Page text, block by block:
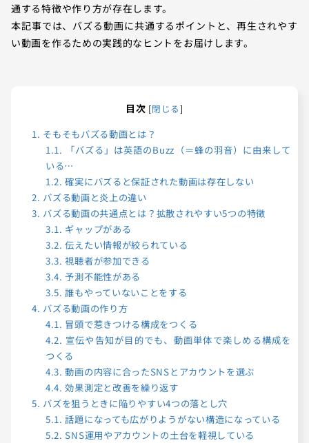
通する特徴や作り方が存在します。
本記事では、バズる動画に共通するポイントと、再生されやす
い動画を作るための実践的なヒントをお届けします。
目次 [閉じる]
1. そもそもバズる動画とは？
1.1. 「バズる」は英語のBuzz（＝蜂の羽音）に由来して
いる…
1.2. 確実にバズると保証された動画は存在しない
2. バズる動画と炎上の違い
3. バズる動画の共通点とは？拡散されやすい5つの特徴
3.1. ギャップがある
3.2. 伝えたい情報が絞られている
3.3. 視聴者が参加できる
3.4. 予測不能性がある
3.5. 誰もやっていないことをする
4. バズる動画の作り方
4.1. 冒頭で惹きつける構成をつくる
4.2. 宣伝や告知が目的でも、動画単体で楽しめる構成を
つくる
4.3. 動画の内容に合ったSNSとアカウントを選ぶ
4.4. 効果測定と改善を繰り返す
5. バズを狙うときに陥りやすい4つの落とし穴
5.1. 話題になっても広がりようがない構造になっている
5.2. SNS運用やアカウントの土台を軽視している